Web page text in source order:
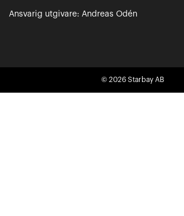
Ansvarig utgivare: Andreas Odén
© 2026 Starbay AB